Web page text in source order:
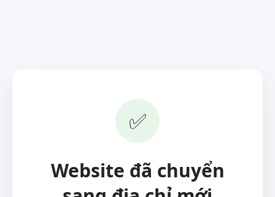
✅
Website đã chuyển